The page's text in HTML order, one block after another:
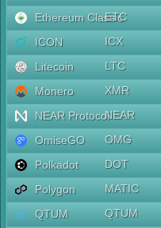
Ethereum Classic
ETC
ICON
ICX
Litecoin
LTC
Monero
XMR
NEAR ProtocolNEAR
OmiseGO
OMG
Polkadot
DOT
Polygon
MATIC
QTUM
QTUM